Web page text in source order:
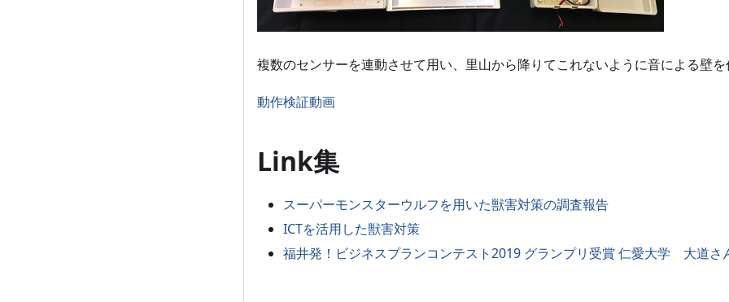
複数のセンサーを連動させて用い、里山から降りてこれないように音による壁を
動作検証動画
Link集
スーパーモンスターウルフを用いた獣害対策の調査報告
ICTを活用した獣害対策
福井発！ビジネスプランコンテスト2019 グランプリ受賞 仁愛大学 大道